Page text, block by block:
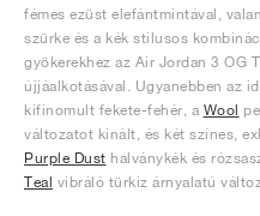
fémes ezüst elefántmintával,
szürke és a kék stílusos
gyökerekhez az Air Jordan 3 OG
újjáalkotásával. Ugyanebben az
kifinomult fekete-fehér, a Wool
változatot kínált, és két színes,
Purple Dust halványkék és
Teal vibráló türkiz árnyalatú